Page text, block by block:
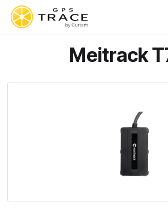
Meitrack